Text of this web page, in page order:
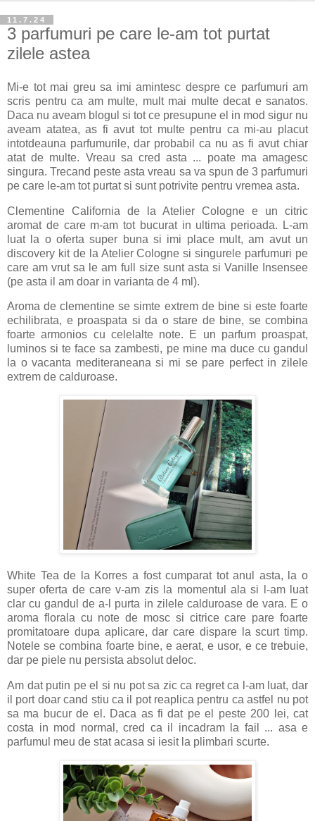
11.7.24
3 parfumuri pe care le-am tot purtat
zilele astea
Mi-e tot mai greu sa imi amintesc despre ce parfumuri am
scris pentru ca am multe, mult mai multe decat e sanatos.
Daca nu aveam blogul si tot ce presupune el in mod sigur nu
aveam atatea, as fi avut tot multe pentru ca mi-au placut
intotdeauna parfumurile, dar probabil ca nu as fi avut chiar
atat de multe. Vreau sa cred asta ... poate ma amagesc
singura. Trecand peste asta vreau sa va spun de 3 parfumuri
pe care le-am tot purtat si sunt potrivite pentru vremea asta.
Clementine California de la Atelier Cologne e un citric
aromat de care m-am tot bucurat in ultima perioada. L-am
luat la o oferta super buna si imi place mult, am avut un
discovery kit de la Atelier Cologne si singurele parfumuri pe
care am vrut sa le am full size sunt asta si Vanille Insensee
(pe asta il am doar in varianta de 4 ml).
Aroma de clementine se simte extrem de bine si este foarte
echilibrata, e proaspata si da o stare de bine, se combina
foarte armonios cu celelalte note. E un parfum proaspat,
luminos si te face sa zambesti, pe mine ma duce cu gandul
la o vacanta mediteraneana si mi se pare perfect in zilele
extrem de calduroase.
White Tea de la Korres a fost cumparat tot anul asta, la o
super oferta de care v-am zis la momentul ala si l-am luat
clar cu gandul de a-l purta in zilele calduroase de vara. E o
aroma florala cu note de mosc si citrice care pare foarte
promitatoare dupa aplicare, dar care dispare la scurt timp.
Notele se combina foarte bine, e aerat, e usor, e ce trebuie,
dar pe piele nu persista absolut deloc.
Am dat putin pe el si nu pot sa zic ca regret ca l-am luat, dar
il port doar cand stiu ca il pot reaplica pentru ca astfel nu pot
sa ma bucur de el. Daca as fi dat pe el peste 200 lei, cat
costa in mod normal, cred ca il incadram la fail ... asa e
parfumul meu de stat acasa si iesit la plimbari scurte.